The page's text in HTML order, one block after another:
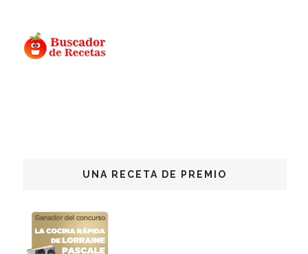
UNA RECETA DE PREMIO